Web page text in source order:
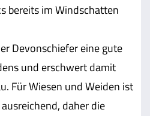
bereits im Windschatten
Devonschiefer eine gute
und erschwert damit
Für Wiesen und Weiden ist
daher die